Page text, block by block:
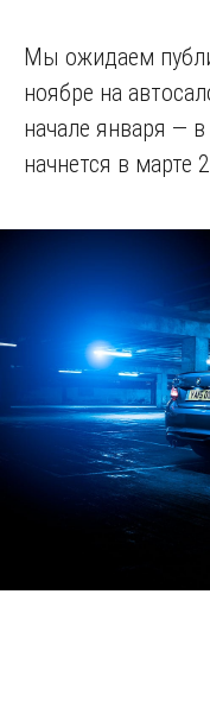
Мы ожидаем
ноябре на
начале января —
начнется в марте